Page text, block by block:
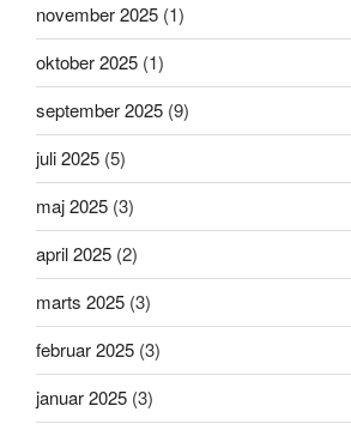
november 2025 (1)
oktober 2025 (1)
september 2025 (9)
juli 2025 (5)
maj 2025 (3)
april 2025 (2)
marts 2025 (3)
februar 2025 (3)
januar 2025 (3)